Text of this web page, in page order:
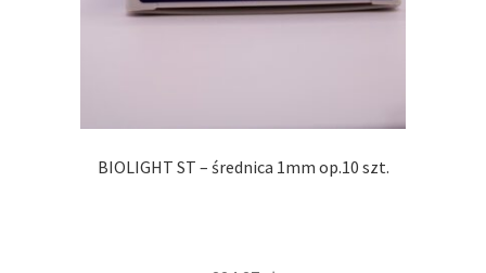
BIOLIGHT ST – średnica 1mm op.10 szt.